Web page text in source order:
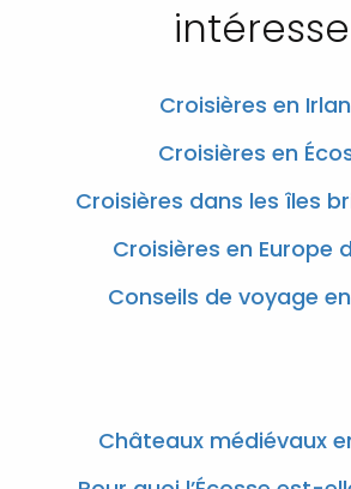
Croisières en
Croisières en
Croisières dans les îles
Croisières en Europe
Conseils de voyage
Châteaux médiévaux